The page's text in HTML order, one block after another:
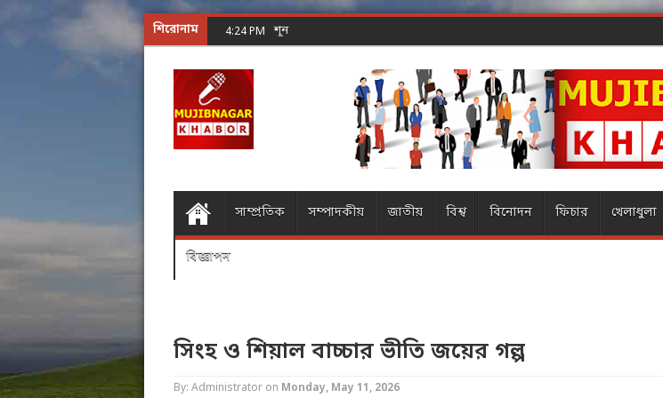
শিরোনাম 4:24 PM শূন্যের গোলকধাঁধা অঙ্ক করার ম্
সাম্প্রতিক সম্পাদকীয় জাতীয় বিশ্ব বিনোদন ফিচার খেলাধুলা
বিজ্ঞাপন
সিংহ ও শিয়াল বাচ্চার ভীতি জয়ের গল্প
By: Administrator on Monday, May 11, 2026